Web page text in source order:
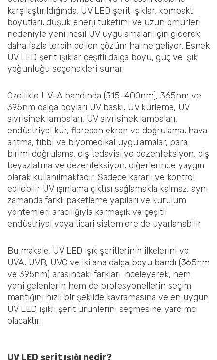
karşılaştırıldığında, UV LED şerit ışıklar, kompakt
boyutları, düşük enerji tüketimi ve uzun ömürleri
nedeniyle yeni nesil UV uygulamaları için giderek
daha fazla tercih edilen çözüm haline geliyor. Esnek
UV LED şerit ışıklar çeşitli dalga boyu, güç ve ışık
yoğunluğu seçenekleri sunar.
Özellikle UV-A bandında (315–400nm), 365nm ve
395nm dalga boyları UV baskı, UV kürleme, UV
sivrisinek lambaları, UV sivrisinek lambaları,
endüstriyel kür, floresan ekran ve doğrulama, hava
arıtma, tıbbi ve biyomedikal uygulamalar, para
birimi doğrulama, diş tedavisi ve dezenfeksiyon, diş
beyazlatma ve dezenfeksiyon, diğerlerinde yaygın
olarak kullanılmaktadır. Sadece kararlı ve kontrol
edilebilir UV ışınlama çıktısı sağlamakla kalmaz, aynı
zamanda farklı paketleme yapıları ve kurulum
yöntemleri aracılığıyla karmaşık ve çeşitli
endüstriyel veya ticari sistemlere de uyarlanabilir.
Bu makale, UV LED ışık şeritlerinin ilkelerini ve
UVA, UVB, UVC ve iki ana dalga boyu bandı (365nm
ve 395nm) arasındaki farkları inceleyerek, hem
yeni gelenlerin hem de profesyonellerin seçim
mantığını hızlı bir şekilde kavramasına ve en uygun
UV LED ışıklı şerit ürünlerini seçmesine yardımcı
olacaktır.
UV LED şerit ışığı nedir?